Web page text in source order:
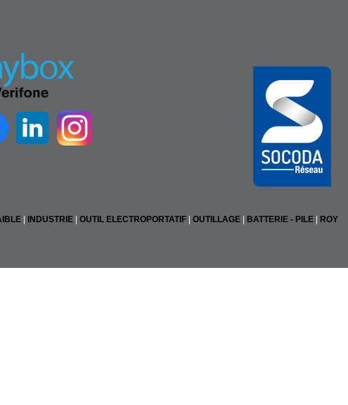
INDUSTRIE OUTIL ELECTROPORTATIF OUTILLAGE BATTERIE - PILE
ROY